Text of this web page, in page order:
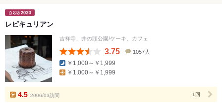
レピキュリアン
吉祥寺、井の頭公園/ケーキ、カフェ
3.75
数
1057人
￥1,000～￥1,999
￥1,000～￥1,999
4.5 2006/03訪問 1回